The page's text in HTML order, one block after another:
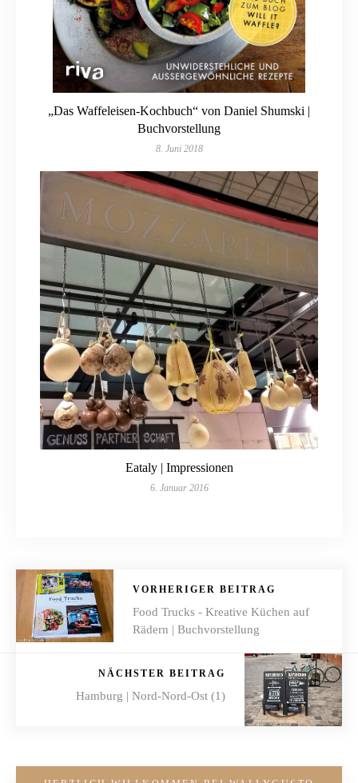
„Das Waffeleisen-Kochbuch“ von Daniel Shumski |
Buchvorstellung
8. Juni 2018
Eataly | Impressionen
6. Januar 2016
VORHERIGER BEITRAG
Food Trucks - Kreative Küchen auf
Rädern | Buchvorstellung
NÄCHSTER BEITRAG
Hamburg | Nord-Nord-Ost (1)